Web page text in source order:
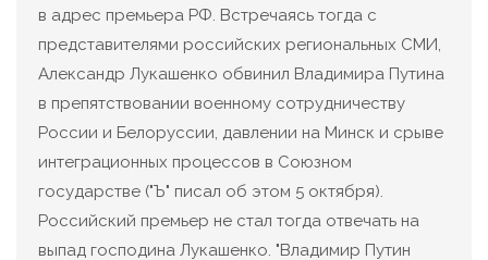
в адрес премьера РФ. Встречаясь тогда с
представителями российских региональных СМИ,
Александр Лукашенко обвинил Владимира Путина
в препятствовании военному сотрудничеству
России и Белоруссии, давлении на Минск и срыве
интеграционных процессов в Союзном
государстве ("Ъ" писал об этом 5 октября).
Российский премьер не стал тогда отвечать на
выпад господина Лукашенко. "Владимир Путин